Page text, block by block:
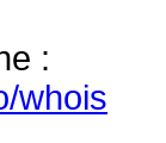
:
whois